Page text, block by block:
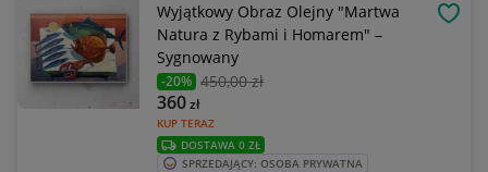
Wyjątkowy Obraz Olejny "Martwa
Natura z Rybami i Homarem" –
Sygnowany
-20% 450,00 zł
KUP TERAZ
360zł
DOSTAWA 0 ZŁ
SPRZEDAJĄCY: OSOBA PRYWATNA